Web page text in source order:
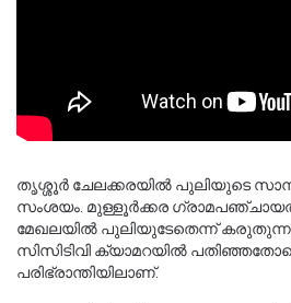
തൃശ്ശൂർ ചേലക്കരയിൽ പുലിയുടെ
സംശയം. മുള്ളൂർക്കര
മേഖലയിൽ പുലിയുടേതെന്ന്
സിസിടിവി ക്യാമറയിൽ
പരിഭ്രാന്തിയിലാണ്.